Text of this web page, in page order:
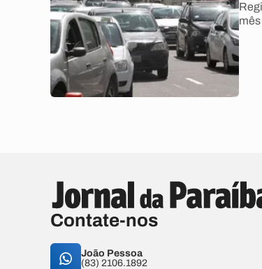
Contate-nos
João Pessoa
(83) 2106.1892